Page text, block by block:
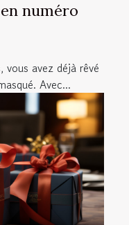
numéro
vous avez déjà rêvé
Avec...